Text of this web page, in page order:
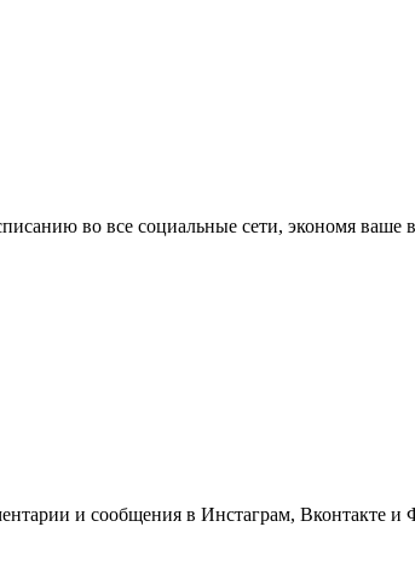
во все социальные сети, экономя ваше
и сообщения в Инстаграм, Вконтакте и